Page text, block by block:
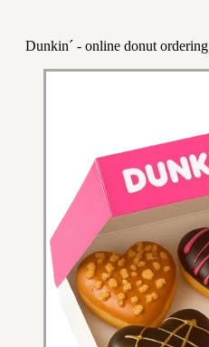
Dunkin´ - online donut ordering